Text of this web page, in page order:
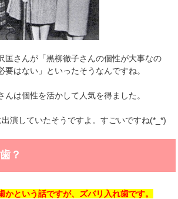
匡さんが「黒柳徹子さんの個性が大事なの
要はない」といったそうなんですね。
んは個性を活かして人気を得ました。
演していたそうですよ。すごいですね(*_*)
？
かという話ですが、ズバリ入れ歯です。